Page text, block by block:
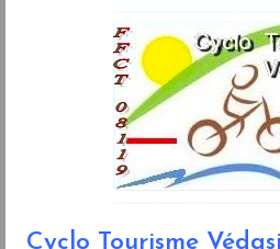
Cyclo Tourisme